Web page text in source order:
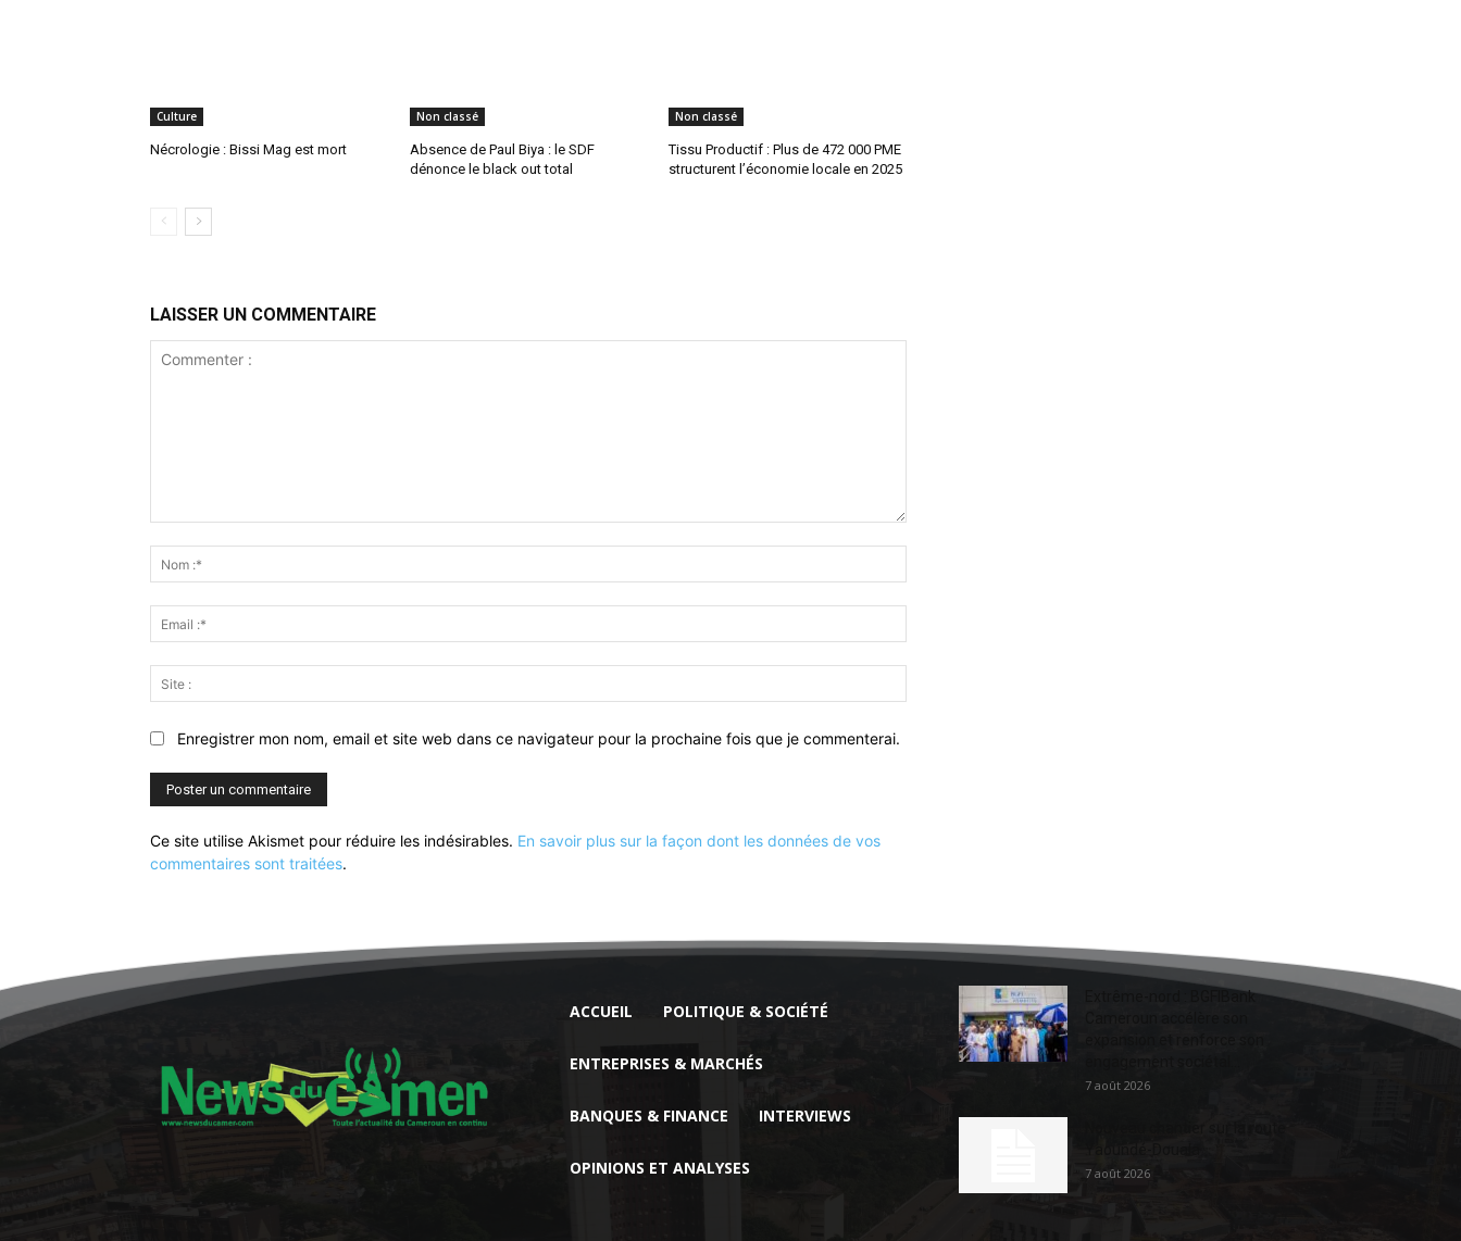
Culture
Nécrologie : Bissi Mag est mort
Non classé
Absence de Paul Biya : le SDF
dénonce le black out total
Non classé
Tissu Productif : Plus de 472 000 PME
structurent l’économie locale en 2025
LAISSER UN COMMENTAIRE
:*
:*
:
Enregistrer mon nom, email et site web dans ce navigateur pour la prochaine fois que je commenterai.
Ce site utilise Akismet pour réduire les indésirables. En savoir plus sur la façon dont les données de vos
commentaires sont traitées.
ACCUEIL POLITIQUE & SOCIÉTÉ
ENTREPRISES & MARCHÉS
BANQUES & FINANCE INTERVIEWS
OPINIONS ET ANALYSES
Extrême-nord : BGFIBank
7 août 2026
7 août 2026